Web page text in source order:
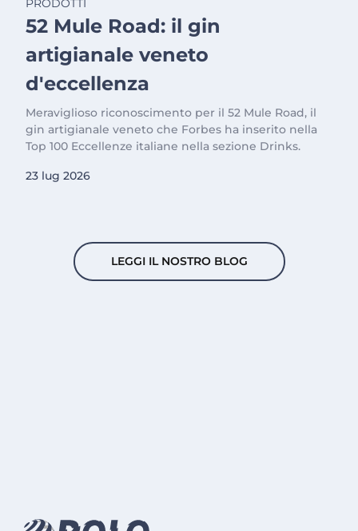
PRODOTTI
52 Mule Road: il gin
artigianale veneto
d'eccellenza
Meraviglioso riconoscimento per il 52 Mule Road, il
gin artigianale veneto che Forbes ha inserito nella
Top 100 Eccellenze italiane nella sezione Drinks.
23 lug 2026
LEGGI IL NOSTRO BLOG